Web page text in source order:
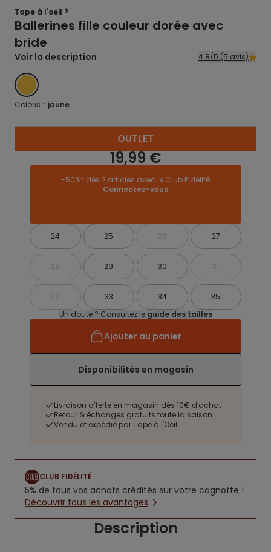
Tape à l'oeil ®
Ballerines fille couleur dorée avec
bride
Voir la description 4.8/5 (5 avis)
JAUNE
Coloris : jaune
OUTLET
19,99 €
-50%* dès 2 articles avec le Club Fidélité
Connectez-vous
24 25 26 27
28 29 30 31
32 33 34
35
Un doute ? Consultez le guide des tailles
Ajouter au panier
Disponibilités en magasin
Livraison offerte en magasin dès 10€ d'achat
Retour & échanges gratuits toute la saison
Vendu et expédié par Tape à l'Oeil
CLUB FIDÉLITÉ
5% de tous vos achats crédités sur votre cagnotte !
Découvrir tous les avantages
Description